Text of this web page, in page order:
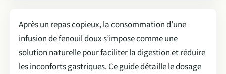
Après un repas copieux, la consommation d’une
infusion de fenouil doux s’impose comme une
solution naturelle pour faciliter la digestion et réduire
les inconforts gastriques. Ce guide détaille le dosage